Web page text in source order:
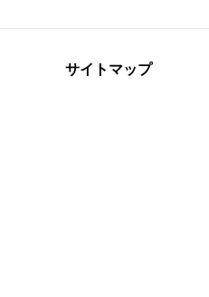
サイトマップ